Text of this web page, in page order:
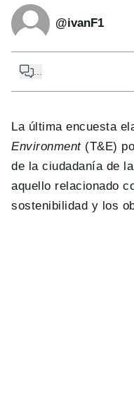
@ivanF1
La última encuesta
Environment(T&E)
de la ciudadanía de
aquello relacionado
sostenibilidad y los